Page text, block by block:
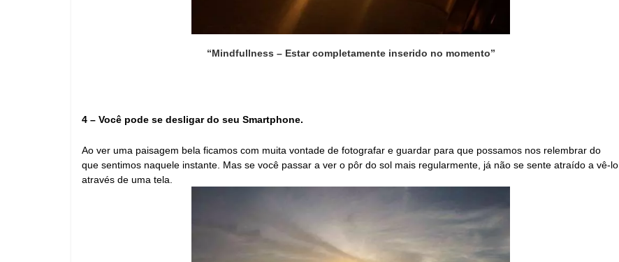
“Mindfullness – Estar completamente inserido no momento”
4 – Você pode se desligar do seu Smartphone.
Ao ver uma paisagem bela ficamos com muita vontade de fotografar e guardar para que possamos nos relembrar do
que sentimos naquele instante. Mas se você passar a ver o pôr do sol mais regularmente, já não se sente atraído a vê-lo
através de uma tela.